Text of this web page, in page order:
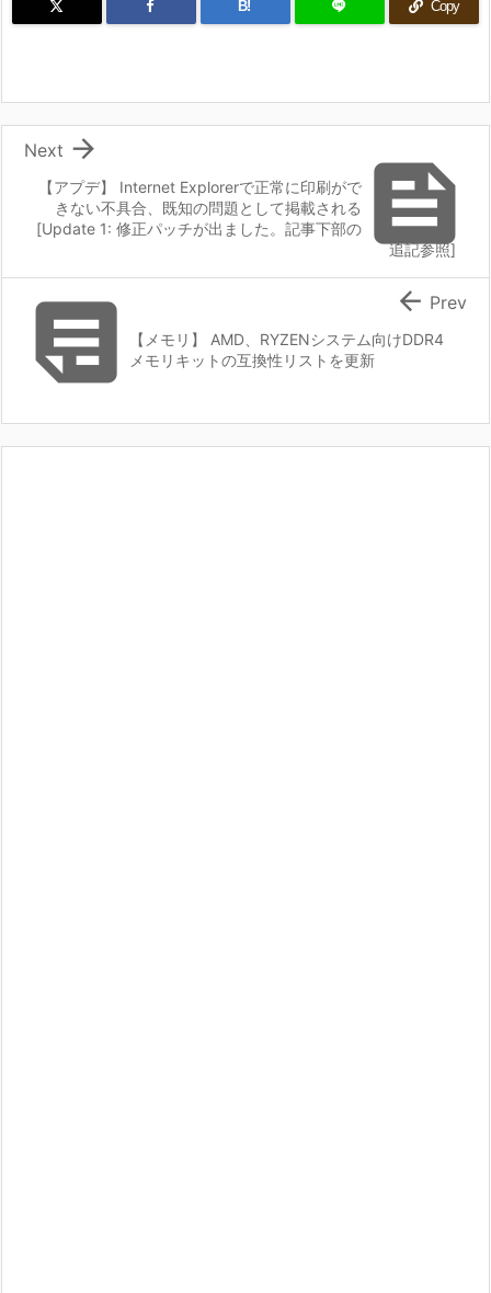
B! Copy

【アプデ】 Internet Explorerで正常に印刷がで
きない不具合、既知の問題として掲載される
[Update 1: 修正パッチが出ました。記事下部の
追記参照]

Next
 【メモリ】 AMD、RYZENシステム向けDDR4
メモリキットの互換性リストを更新
 Prev